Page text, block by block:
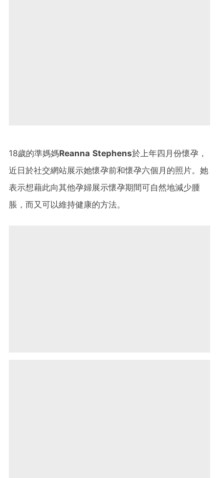
18歲的準媽媽Reanna Stephens於上年四月份懷孕，
近日於社交網站展示她懷孕前和懷孕六個月的照片。她
表示想藉此向其他孕婦展示懷孕期間可自然地減少腫
脹，而又可以維持健康的方法。